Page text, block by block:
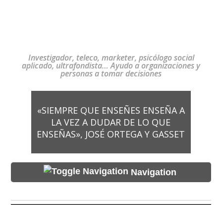
Investigador, teleco, marketer, psicólogo social
aplicado, ultrafondista… Ayudo a organizaciones y
personas a tomar decisiones
«SIEMPRE QUE ENSEÑES ENSEÑA A
LA VEZ A DUDAR DE LO QUE
ENSEÑAS», JOSÉ ORTEGA Y GASSET
Navigation